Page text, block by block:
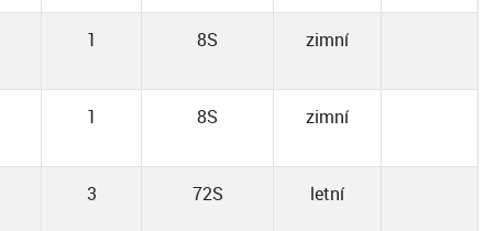
1 8S zimní
1 8S zimní
3 72S letní